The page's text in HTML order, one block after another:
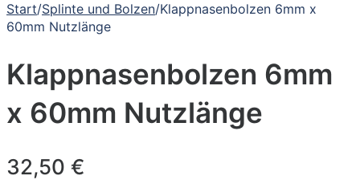
Start/Splinte und Bolzen/Klappnasenbolzen 6mm x
60mm Nutzlänge
Klappnasenbolzen 6mm
x 60mm Nutzlänge
32,50 €